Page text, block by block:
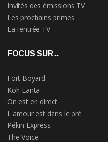
Invités des émissions TV
Les prochains primes
La rentrée TV
FOCUS SUR...
Fort Boyard
Koh Lanta
On est en direct
L'amour est dans le pré
Pékin Express
The Voice